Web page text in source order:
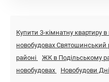
Купити 3-кімнатну квартиру в
новобудовах Святошинський
районі
ЖК в Подільському
новобудовах
Новобудови